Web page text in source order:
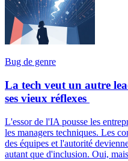
Bug de genre
La tech veut un autre
ses vieux réflexes
L'essor de l'IA pousse les
les managers techniques. Les
des équipes et l'autorité
autant que d'inclusion. Oui,